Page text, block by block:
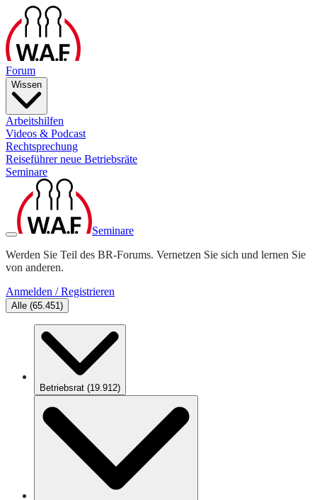
Forum
Wissen
Arbeitshilfen
Videos & Podcast
Rechtsprechung
Reiseführer neue Betriebsräte
Seminare
Seminare
Werden Sie Teil des BR-Forums. Vernetzen Sie sich und lernen Sie
von anderen.
Anmelden / Registrieren
Alle (65.451)
Betriebsrat (19.912)